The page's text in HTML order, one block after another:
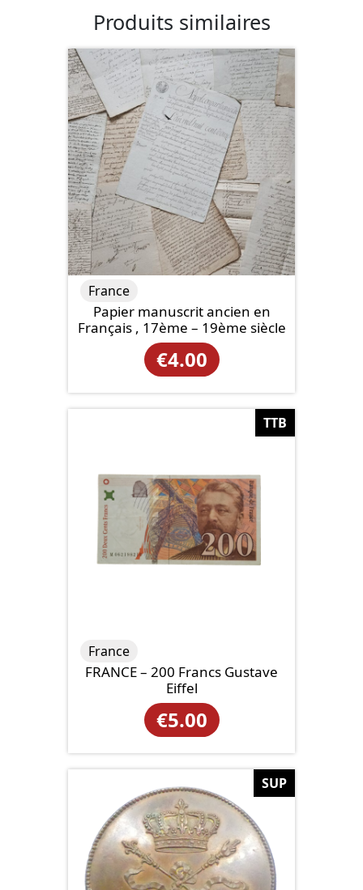
Produits similaires
Papier manuscrit ancien en
Français , 17ème – 19ème siècle
€4.00
France
TTB
FRANCE – 200 Francs Gustave
Eiffel
€5.00
France
SUP